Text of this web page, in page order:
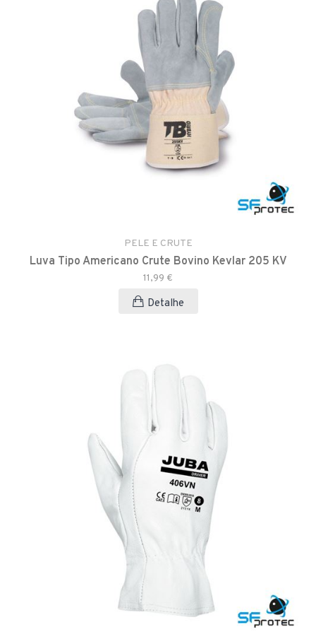
PELE E CRUTE
Luva Tipo Americano Crute Bovino Kevlar 205 KV
11,99 €
Detalhe